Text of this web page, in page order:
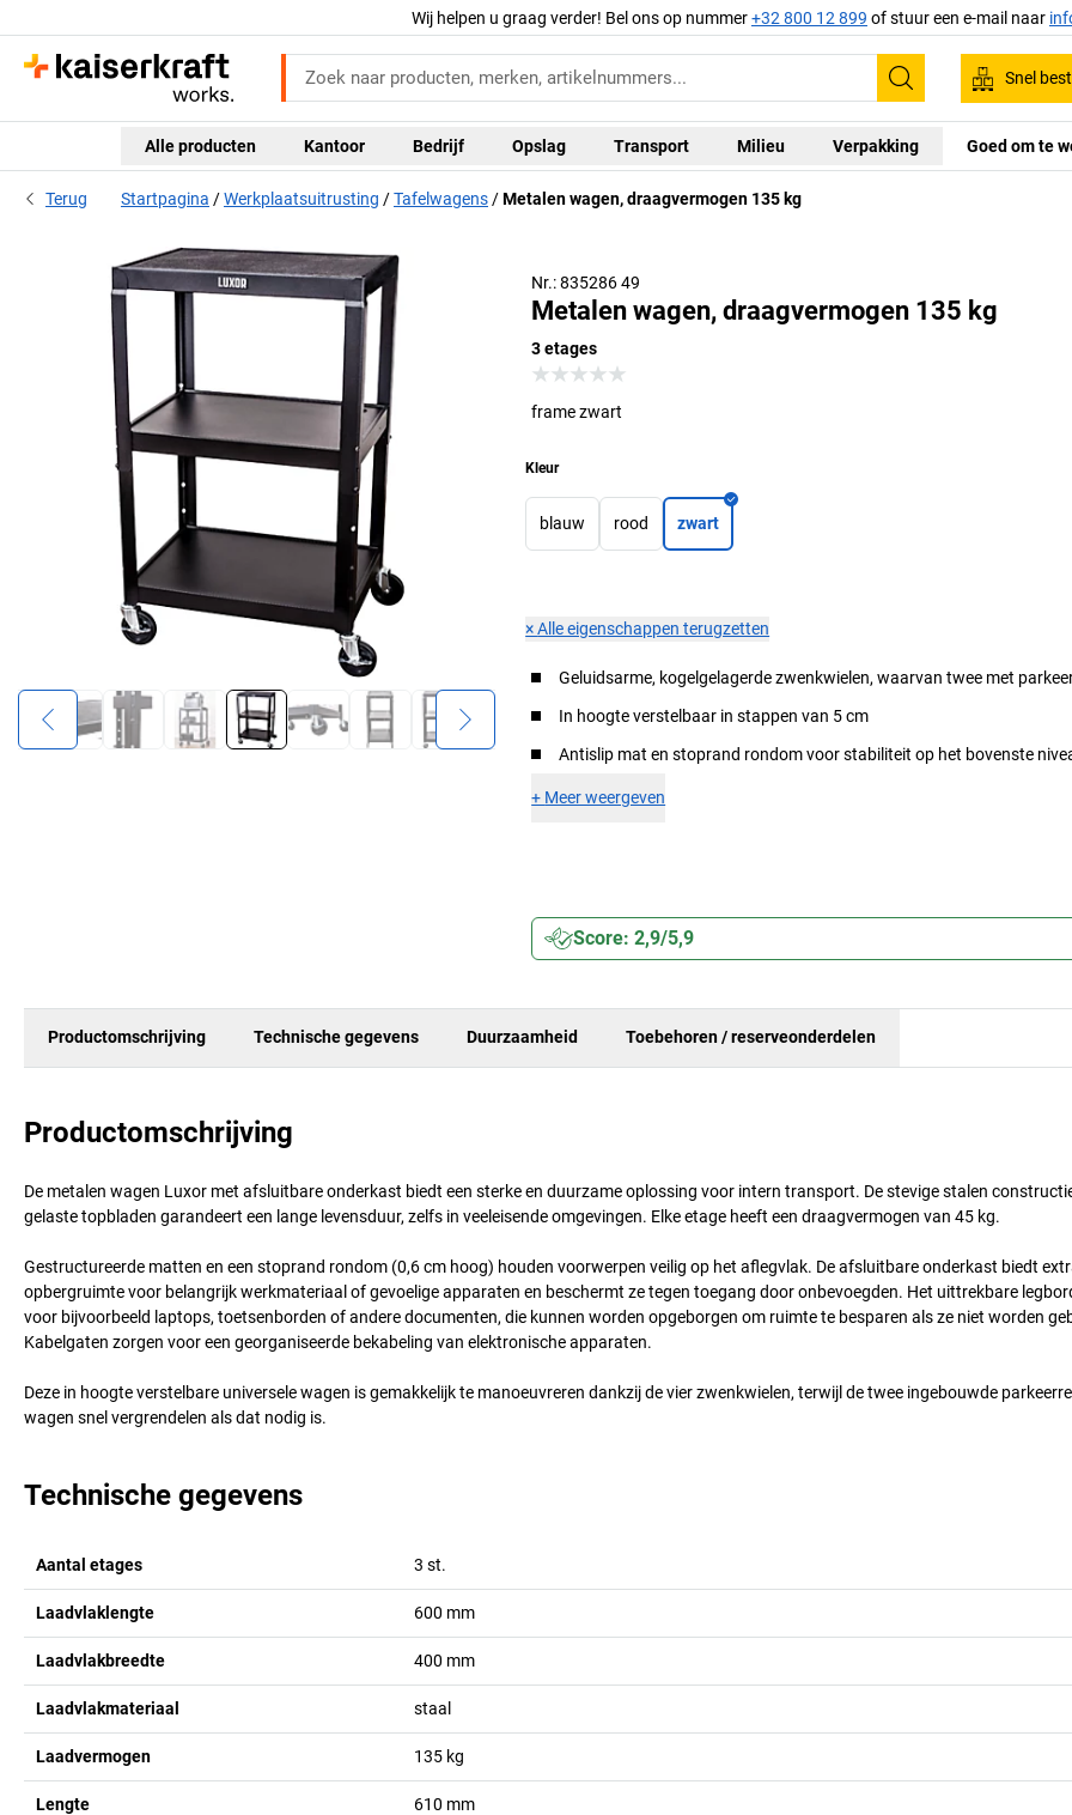
Wij helpen u graag verder! Bel ons op nummer+32 800 12 899 of stuur een e-mail naar
Zoeken
Snel
Alle producten Kantoor Bedrijf Opslag Transport Milieu Verpakking Goed om te
Terug Startpagina Werkplaatsuitrusting Tafelwagens Metalen wagen, draagvermogen 135 kg
Nr.: 835286 49
Metalen wagen, draagvermogen 135 kg
3 etages
frame zwart
Kleur
blauw rood zwart
×Alle eigenschappen terugzetten
Geluidsarme, kogelgelagerde zwenkwielen, waarvan twee met
In hoogte verstelbaar in stappen van 5 cm
Antislip mat en stoprand rondom voor stabiliteit op het bovenste
+ Meer weergeven
Score: 2,9/5,9
Productomschrijving Technische gegevens Duurzaamheid Toebehoren / reserveonderdelen
Productomschrijving
De metalen wagen Luxor met afsluitbare onderkast biedt een sterke en duurzame oplossing voor intern transport. De stevige stalen
gelaste topbladen garandeert een lange levensduur, zelfs in veeleisende omgevingen. Elke etage heeft een draagvermogen van 45 kg.
Gestructureerde matten en een stoprand rondom (0,6 cm hoog) houden voorwerpen veilig op het aflegvlak. De afsluitbare onderkast biedt
opbergruimte voor belangrijk werkmateriaal of gevoelige apparaten en beschermt ze tegen toegang door onbevoegden. Het uittrekbare
voor bijvoorbeeld laptops, toetsenborden of andere documenten, die kunnen worden opgeborgen om ruimte te besparen als ze niet worden
Kabelgaten zorgen voor een georganiseerde bekabeling van elektronische apparaten.
Deze in hoogte verstelbare universele wagen is gemakkelijk te manoeuvreren dankzij de vier zwenkwielen, terwijl de twee ingebouwde
wagen snel vergrendelen als dat nodig is.
Technische gegevens
Aantal etages 3 st.
Laadvlaklengte 600 mm
Laadvlakbreedte 400 mm
Laadvlakmateriaal staal
Laadvermogen 135 kg
Lengte 610 mm